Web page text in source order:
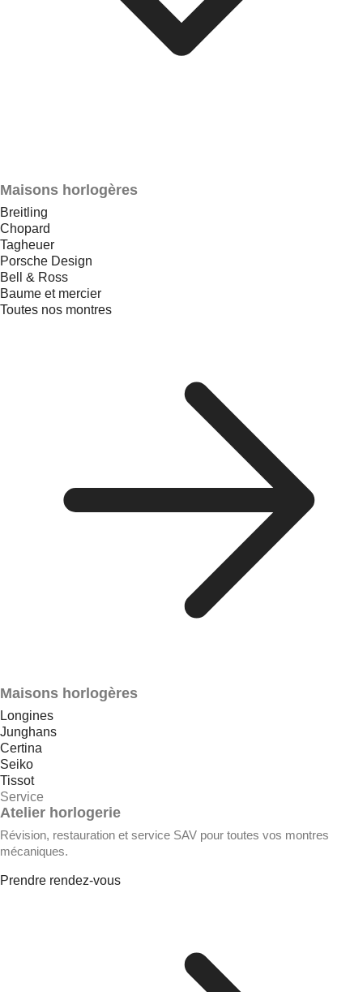
Maisons horlogères
Breitling
Chopard
Tagheuer
Porsche Design
Bell & Ross
Baume et mercier
Toutes nos montres
Maisons horlogères
Longines
Junghans
Certina
Seiko
Tissot
Service
Atelier horlogerie
Révision, restauration et service SAV pour toutes vos montres
mécaniques.
Prendre rendez-vous